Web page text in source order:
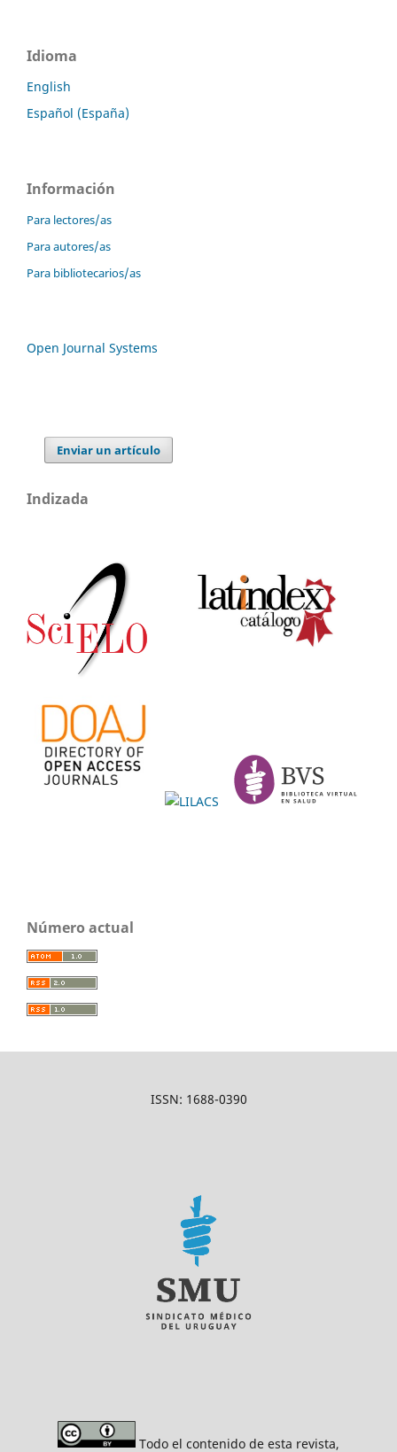
Idioma
English
Español (España)
Información
Para lectores/as
Para autores/as
Para bibliotecarios/as
Open Journal Systems
Enviar un artículo
Indizada
Número actual
ISSN: 1688-0390
Todo el contenido de esta revista,